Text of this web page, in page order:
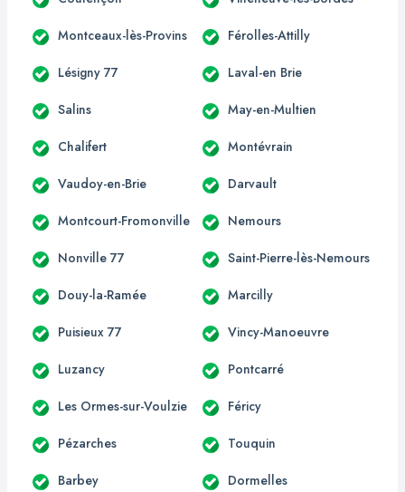
Montceaux-lès-Provins Férolles-Attilly
Lésigny 77 Laval-en Brie
Salins May-en-Multien
Chalifert Montévrain
Vaudoy-en-Brie Darvault
Montcourt-Fromonville Nemours
Nonville 77 Saint-Pierre-lès-Nemours
Douy-la-Ramée Marcilly
Puisieux 77 Vincy-Manoeuvre
Luzancy Pontcarré
Les Ormes-sur-Voulzie Féricy
Pézarches Touquin
Barbey Dormelles